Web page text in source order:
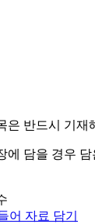
은 반드시 기재
에 담을 경우
어 자료 담기